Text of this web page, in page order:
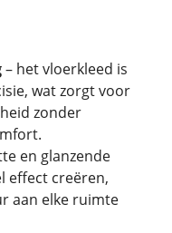
– het vloerkleed is
wat zorgt voor
zonder
en glanzende
effect creëren,
aan elke ruimte